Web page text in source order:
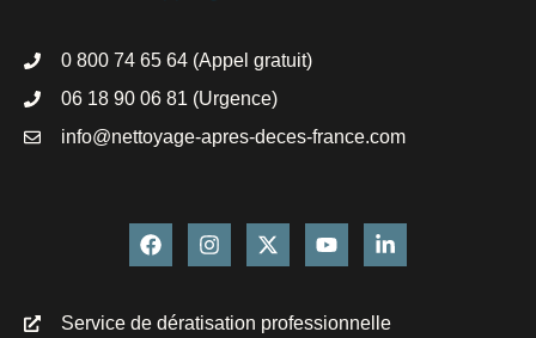
0 800 74 65 64 (Appel gratuit)
06 18 90 06 81 (Urgence)
info@nettoyage-apres-deces-france.com
Service de dératisation professionnelle